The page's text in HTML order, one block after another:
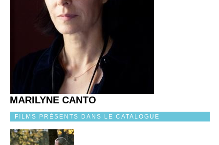
MARILYNE CANTO
FILMS PRÉSENTS DANS LE CATALOGUE